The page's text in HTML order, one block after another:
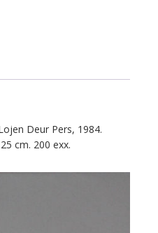
Deur Pers, 1984.
cm. 200 exx.